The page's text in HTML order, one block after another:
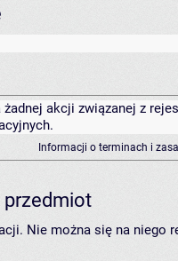
akcji związanej z
Informacji o terminach i
przedmiot
Nie można się na niego